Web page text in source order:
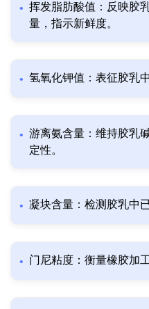
挥发脂肪酸值：反映胶
量，指示新鲜度。
氢氧化钾值：表征胶乳
游离氨含量：维持胶乳
定性。
凝块含量：检测胶乳中
门尼粘度：衡量橡胶加